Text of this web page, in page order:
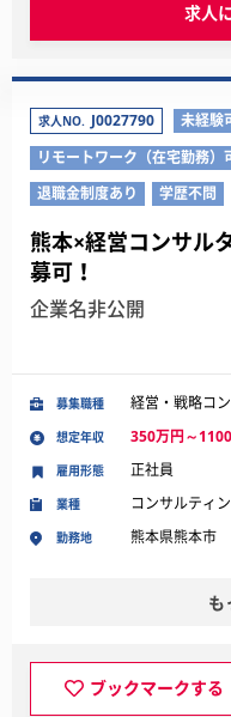
求人
求人NO. J0027790 未経験
リモートワーク（在宅勤務）
退職金制度あり
学歴不問
熊本×経営コンサル
募可！
企業名非公開
募集職種 経営・戦略コ
想定年収 350万円～
業種 コンサルティ
勤務地 熊本県熊本市
雇用形態 正社員
も
ブックマークする